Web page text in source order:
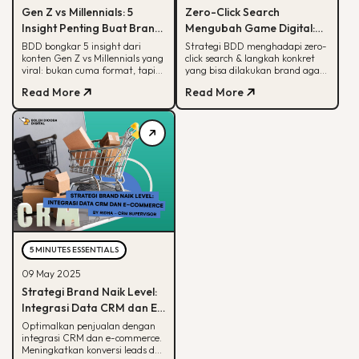
Gen Z vs Millennials: 5
Insight Penting Buat Brand
yang Mau Tumbuh Lewat
Konten
BDD bongkar 5 insight dari
konten Gen Z vs Millennials yang
viral: bukan cuma format, tapi
Read More
Zero-Click Search
Mengubah Game Digital:
Begini Strategi BDD & Apa
yang Bisa Dilakukan Brand
Strategi BDD menghadapi zero-
click search & langkah konkret
yang bisa dilakukan brand agar
Google
Read More
5 MINUTES ESSENTIALS
09 May 2025
Strategi Brand Naik Level:
Integrasi Data CRM dan E-
commerce
Optimalkan penjualan dengan
integrasi CRM dan e-commerce.
Meningkatkan konversi leads dan